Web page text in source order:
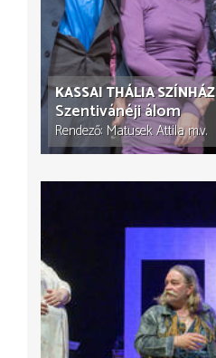
KASSAI THÁLIA SZÍNHÁZ
Szentivánéji álom
Rendező Matusek Attilam.v.